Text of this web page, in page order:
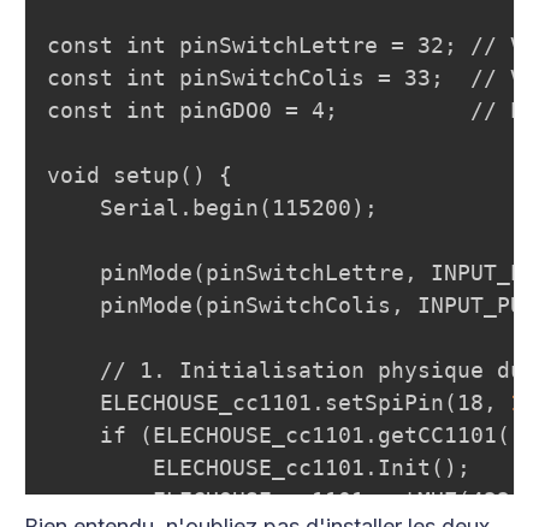
const int pinSwitchLettre = 32; //
const int pinSwitchColis = 33;  //
const int pinGDO0 = 4;          // Pin
void setup() {
    Serial.begin(115200);
    pinMode(pinSwitchLettre
,
    pinMode(pinSwitchColis
,
// 1. Initialisation physique du
    ELECHOUSE_cc1101.setSpiPin(18
, 19
    if (ELECHOUSE_cc1101.getCC1101())
        ELECHOUSE_cc1101.Init();